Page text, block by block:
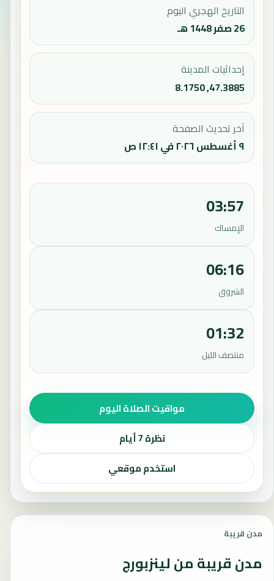
التاريخ الهجري اليوم
26 صفر 1448 هـ
إحداثيات المدينة
47.3885, 8.1750
آخر تحديث الصفحة
٩ أغسطس ٢٠٢٦ في ١٢:٤١ ص
03:57
الإمساك
06:16
الشروق
01:32
منتصف الليل
مواقيت الصلاة اليوم
نظرة 7 أيام
استخدم موقعي
مدن قريبة
مدن قريبة من لينزبورج